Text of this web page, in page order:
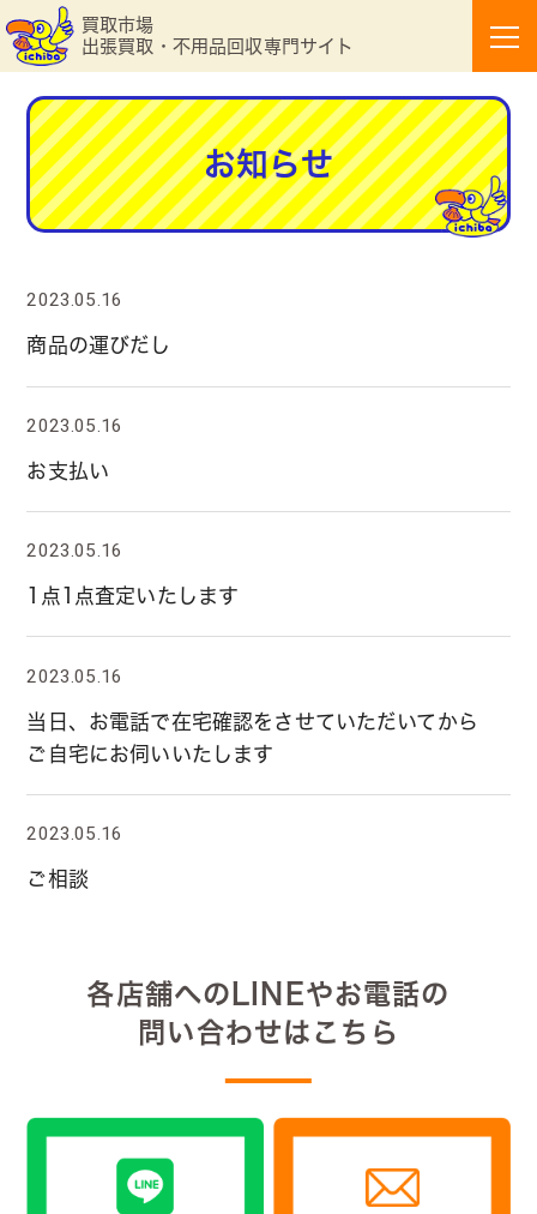
買取市場
出張買取・不用品回収専門サイト
お知らせ
2023.05.16
商品の運びだし
2023.05.16
お支払い
2023.05.16
1点1点査定いたします
2023.05.16
当日、お電話で在宅確認をさせていただいてから
ご自宅にお伺いいたします
2023.05.16
ご相談
各店舗へのLINEやお電話の
問い合わせはこちら